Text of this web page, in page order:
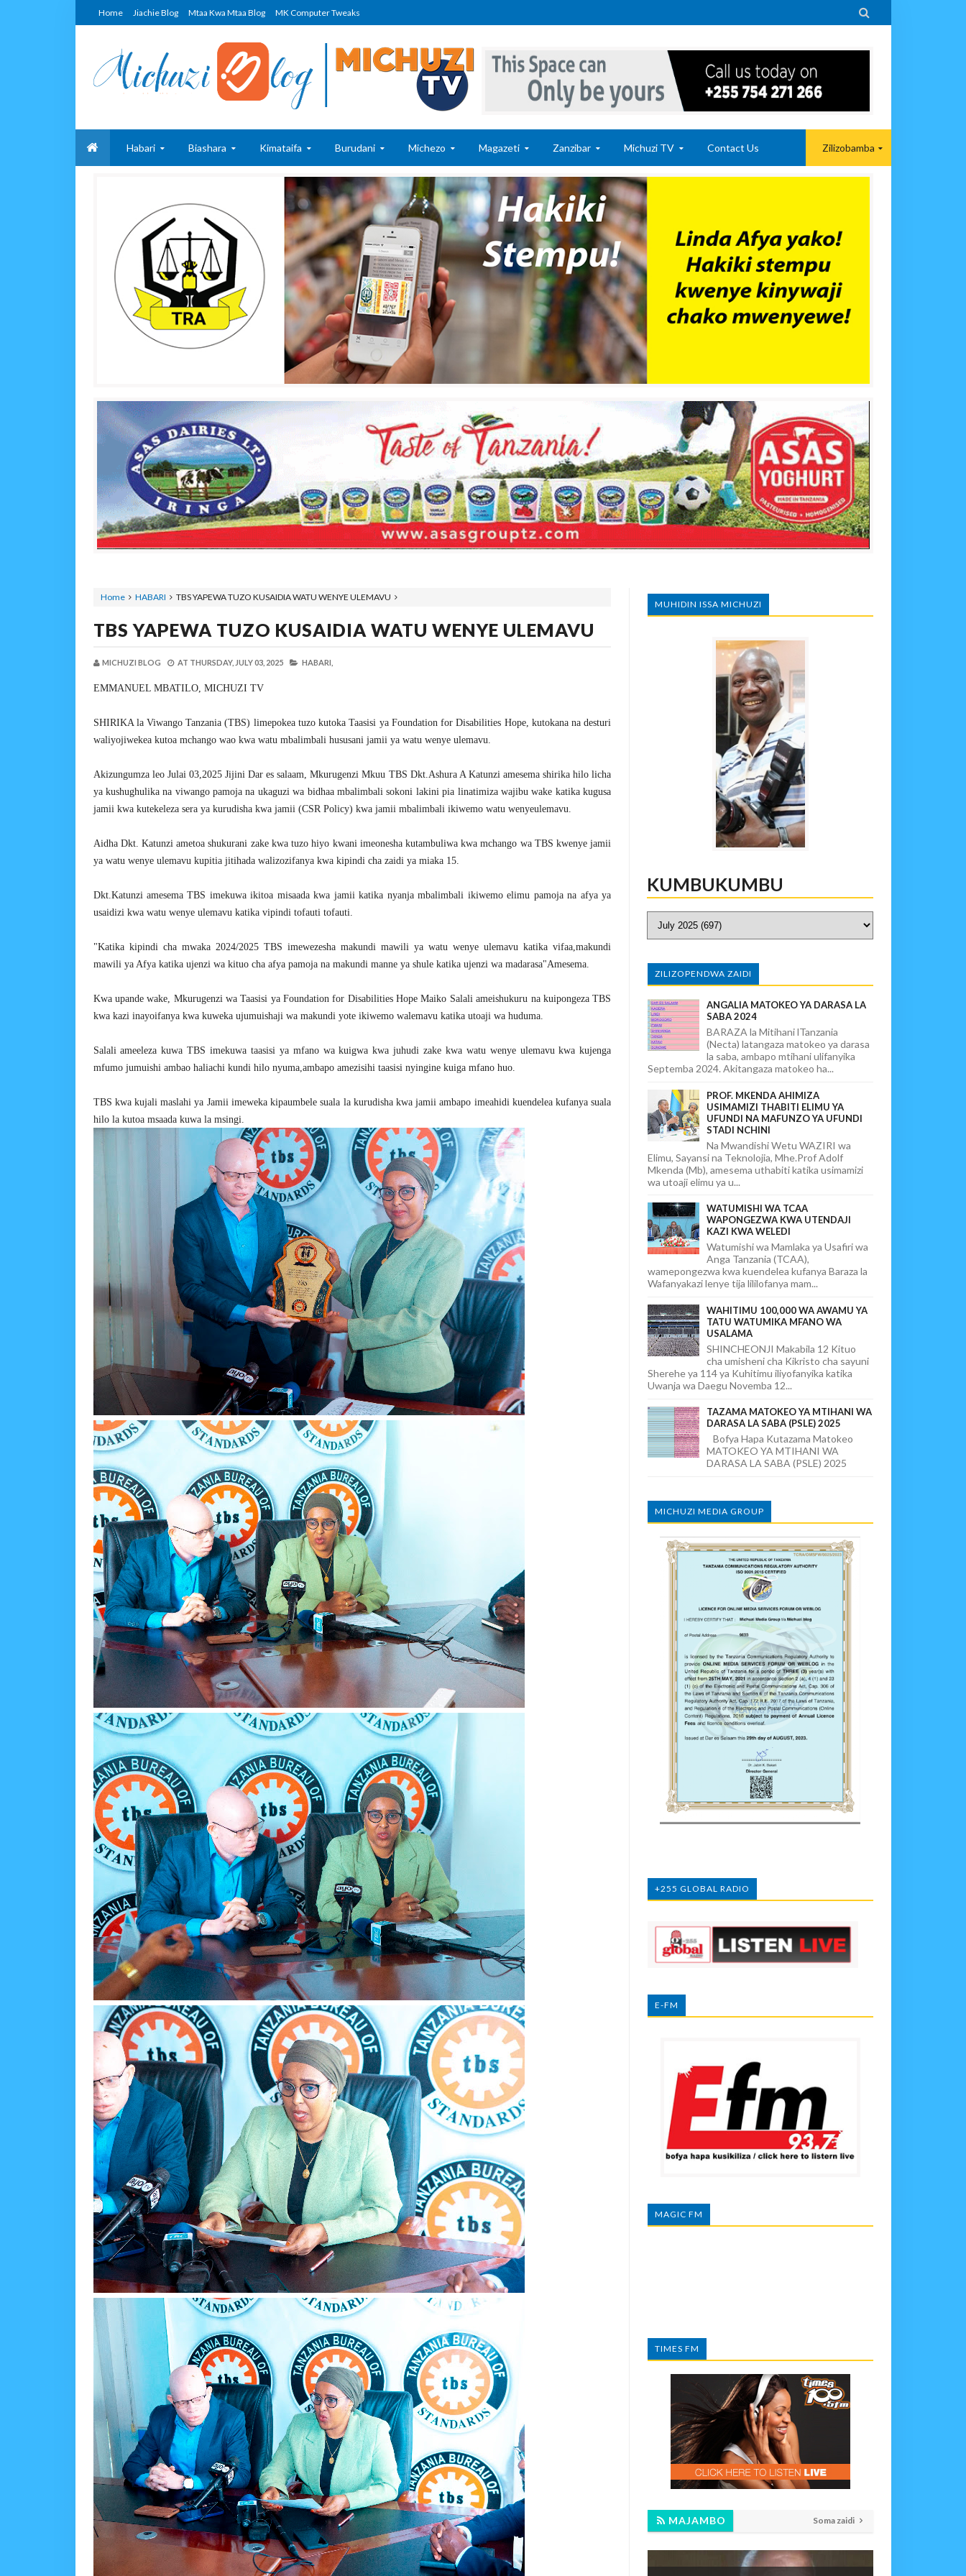
Home Jiachie Blog Mtaa Kwa Mtaa Blog MK Computer Tweaks 
Habari Biashara Kimataifa Burudani Michezo Magazeti Zanzibar Michuzi TV Contact Us Zilizobamba
Home HABARI TBS YAPEWA TUZO KUSAIDIA WATU WENYE ULEMAVU
TBS YAPEWA TUZO KUSAIDIA WATU WENYE ULEMAVU
MICHUZI BLOG AT THURSDAY, JULY 03, 2025 HABARI,
EMMANUEL MBATILO, MICHUZI TV
SHIRIKA la Viwango Tanzania (TBS) limepokea tuzo kutoka Taasisi ya Foundation for Disabilities Hope, kutokana na desturi
waliyojiwekea kutoa mchango wao kwa watu mbalimbali hususani jamii ya watu wenye ulemavu.
Akizungumza leo Julai 03,2025 Jijini Dar es salaam, Mkurugenzi Mkuu TBS Dkt.Ashura A Katunzi amesema shirika hilo licha
ya kushughulika na viwango pamoja na ukaguzi wa bidhaa mbalimbali sokoni lakini pia linatimiza wajibu wake katika kugusa
jamii kwa kutekeleza sera ya kurudisha kwa jamii (CSR Policy) kwa jamii mbalimbali ikiwemo watu wenyeulemavu.
Aidha Dkt. Katunzi ametoa shukurani zake kwa tuzo hiyo kwani imeonesha kutambuliwa kwa mchango wa TBS kwenye jamii
ya watu wenye ulemavu kupitia jitihada walizozifanya kwa kipindi cha zaidi ya miaka 15.
Dkt.Katunzi amesema TBS imekuwa ikitoa misaada kwa jamii katika nyanja mbalimbali ikiwemo elimu pamoja na afya ya
usaidizi kwa watu wenye ulemavu katika vipindi tofauti tofauti.
"Katika kipindi cha mwaka 2024/2025 TBS imewezesha makundi mawili ya watu wenye ulemavu katika vifaa,makundi
mawili ya Afya katika ujenzi wa kituo cha afya pamoja na makundi manne ya shule katika ujenzi wa madarasa"Amesema.
Kwa upande wake, Mkurugenzi wa Taasisi ya Foundation for Disabilities Hope Maiko Salali ameishukuru na kuipongeza TBS
kwa kazi inayoifanya kwa kuweka ujumuishaji wa makundi yote ikiwemo walemavu katika utoaji wa huduma.
Salali ameeleza kuwa TBS imekuwa taasisi ya mfano wa kuigwa kwa juhudi zake kwa watu wenye ulemavu kwa kujenga
mfumo jumuishi ambao haliachi kundi hilo nyuma,ambapo amezisihi taasisi nyingine kuiga mfano huo.
TBS kwa kujali maslahi ya Jamii imeweka kipaumbele suala la kurudisha kwa jamii ambapo imeahidi kuendelea kufanya suala
hilo la kutoa msaada kuwa la msingi.
MUHIDIN ISSA MICHUZI
KUMBUKUMBU
ZILIZOPENDWA ZAIDI
ANGALIA MATOKEO YA DARASA LA
SABA 2024
BARAZA la Mitihani lTanzania
(Necta) latangaza matokeo ya darasa
la saba, ambapo mtihani ulifanyika
Septemba 2024. Akitangaza matokeo ha...
PROF. MKENDA AHIMIZA
USIMAMIZI THABITI ELIMU YA
UFUNDI NA MAFUNZO YA UFUNDI
STADI NCHINI
Na Mwandishi Wetu WAZIRI wa
Elimu, Sayansi na Teknolojia, Mhe.Prof Adolf
Mkenda (Mb), amesema uthabiti katika usimamizi
wa utoaji elimu ya u...
WATUMISHI WA TCAA
WAPONGEZWA KWA UTENDAJI
KAZI KWA WELEDI
Watumishi wa Mamlaka ya Usafiri wa
Anga Tanzania (TCAA),
wamepongezwa kwa kuendelea kufanya Baraza la
Wafanyakazi lenye tija lililofanya mam...
WAHITIMU 100,000 WA AWAMU YA
TATU WATUMIKA MFANO WA
USALAMA
SHINCHEONJI Makabila 12 Kituo
cha umisheni cha Kikristo cha sayuni
Sherehe ya 114 ya Kuhitimu iliyofanyika katika
Uwanja wa Daegu Novemba 12...
TAZAMA MATOKEO YA MTIHANI WA
DARASA LA SABA (PSLE) 2025
Bofya Hapa Kutazama Matokeo
MATOKEO YA MTIHANI WA
DARASA LA SABA (PSLE) 2025
MICHUZI MEDIA GROUP
+255 GLOBAL RADIO
E-FM
MAGIC FM
TIMES FM
MAJAMBO Soma zaidi